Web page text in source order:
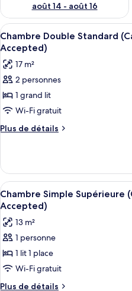
août 14 - août 16
Afficher
toutes
les
photos
pour
ce
type
de
Double
Standard
(Cashless
Only,
Cash
Not
Accepted)
18
Chambre Double Standard
Accepted)
17 m²
2 personnes
1 grand lit
Wi-Fi gratuit
Plus de détails
Plus
le
type
de
chambre
Chambre
Double
Standard
(Cashless
Only,
Cash
Accepted)
Afficher
toutes
les
photos
pour
ce
type
de
18
Chambre Simple Supérieure
Accepted)
13 m²
1 personne
1 lit 1 place
Wi-Fi gratuit
Plus de détails
Plus